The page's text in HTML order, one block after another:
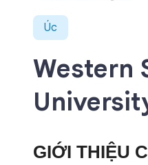
Úc
Western
GIỚI THIỆU